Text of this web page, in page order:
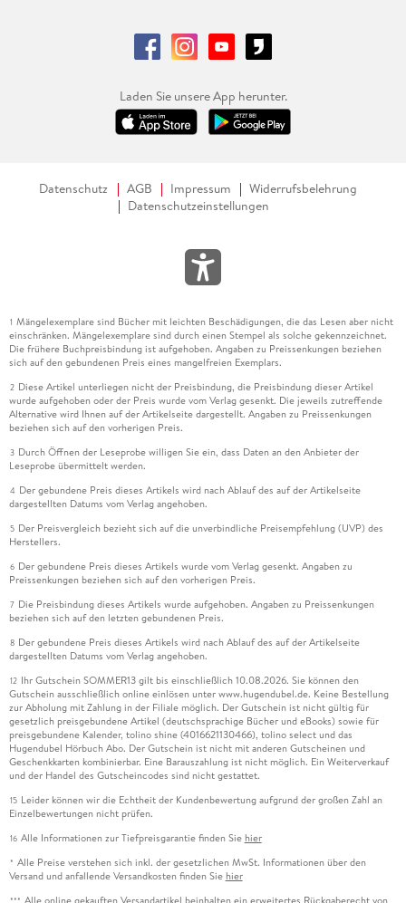
Laden Sie unsere App herunter.
Datenschutz AGB Impressum
Widerrufsbelehrung
Datenschutzeinstellungen
1 Mängelexemplare sind Bücher mit leichten Beschädigungen, die das Lesen aber nicht
einschränken. Mängelexemplare sind durch einen Stempel als solche gekennzeichnet.
Die frühere Buchpreisbindung ist aufgehoben. Angaben zu Preissenkungen beziehen
sich auf den gebundenen Preis eines mangelfreien Exemplars.
2 Diese Artikel unterliegen nicht der Preisbindung, die Preisbindung dieser Artikel
wurde aufgehoben oder der Preis wurde vom Verlag gesenkt. Die jeweils zutreffende
Alternative wird Ihnen auf der Artikelseite dargestellt. Angaben zu Preissenkungen
beziehen sich auf den vorherigen Preis.
3 Durch Öffnen der Leseprobe willigen Sie ein, dass Daten an den Anbieter der
Leseprobe übermittelt werden.
4 Der gebundene Preis dieses Artikels wird nach Ablauf des auf der Artikelseite
dargestellten Datums vom Verlag angehoben.
5 Der Preisvergleich bezieht sich auf die unverbindliche Preisempfehlung (UVP) des
Herstellers.
6 Der gebundene Preis dieses Artikels wurde vom Verlag gesenkt. Angaben zu
Preissenkungen beziehen sich auf den vorherigen Preis.
7 Die Preisbindung dieses Artikels wurde aufgehoben. Angaben zu Preissenkungen
beziehen sich auf den letzten gebundenen Preis.
8 Der gebundene Preis dieses Artikels wird nach Ablauf des auf der Artikelseite
dargestellten Datums vom Verlag angehoben.
12 Ihr Gutschein SOMMER13 gilt bis einschließlich 10.08.2026. Sie können den
Gutschein ausschließlich online einlösen unter www.hugendubel.de. Keine Bestellung
zur Abholung mit Zahlung in der Filiale möglich. Der Gutschein ist nicht gültig für
gesetzlich preisgebundene Artikel (deutschsprachige Bücher und eBooks) sowie für
preisgebundene Kalender, tolino shine (4016621130466), tolino select und das
Hugendubel Hörbuch Abo. Der Gutschein ist nicht mit anderen Gutscheinen und
Geschenkkarten kombinierbar. Eine Barauszahlung ist nicht möglich. Ein Weiterverkauf
und der Handel des Gutscheincodes sind nicht gestattet.
15 Leider können wir die Echtheit der Kundenbewertung aufgrund der großen Zahl an
Einzelbewertungen nicht prüfen.
16 Alle Informationen zur Tiefpreisgarantie finden Sie hier
* Alle Preise verstehen sich inkl. der gesetzlichen MwSt. Informationen über den
Versand und anfallende Versandkosten finden Sie hier
*** Alle online gekauften Versandartikel beinhalten ein erweitertes Rückgaberecht von